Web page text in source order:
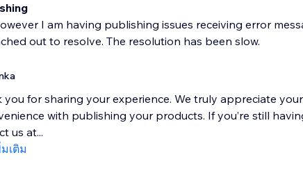
I am having publishing issues receiving error
out to resolve. The resolution has been slow.
you for sharing your experience. We truly appreciate
with publishing your products. If you’re still
us at...
เติม